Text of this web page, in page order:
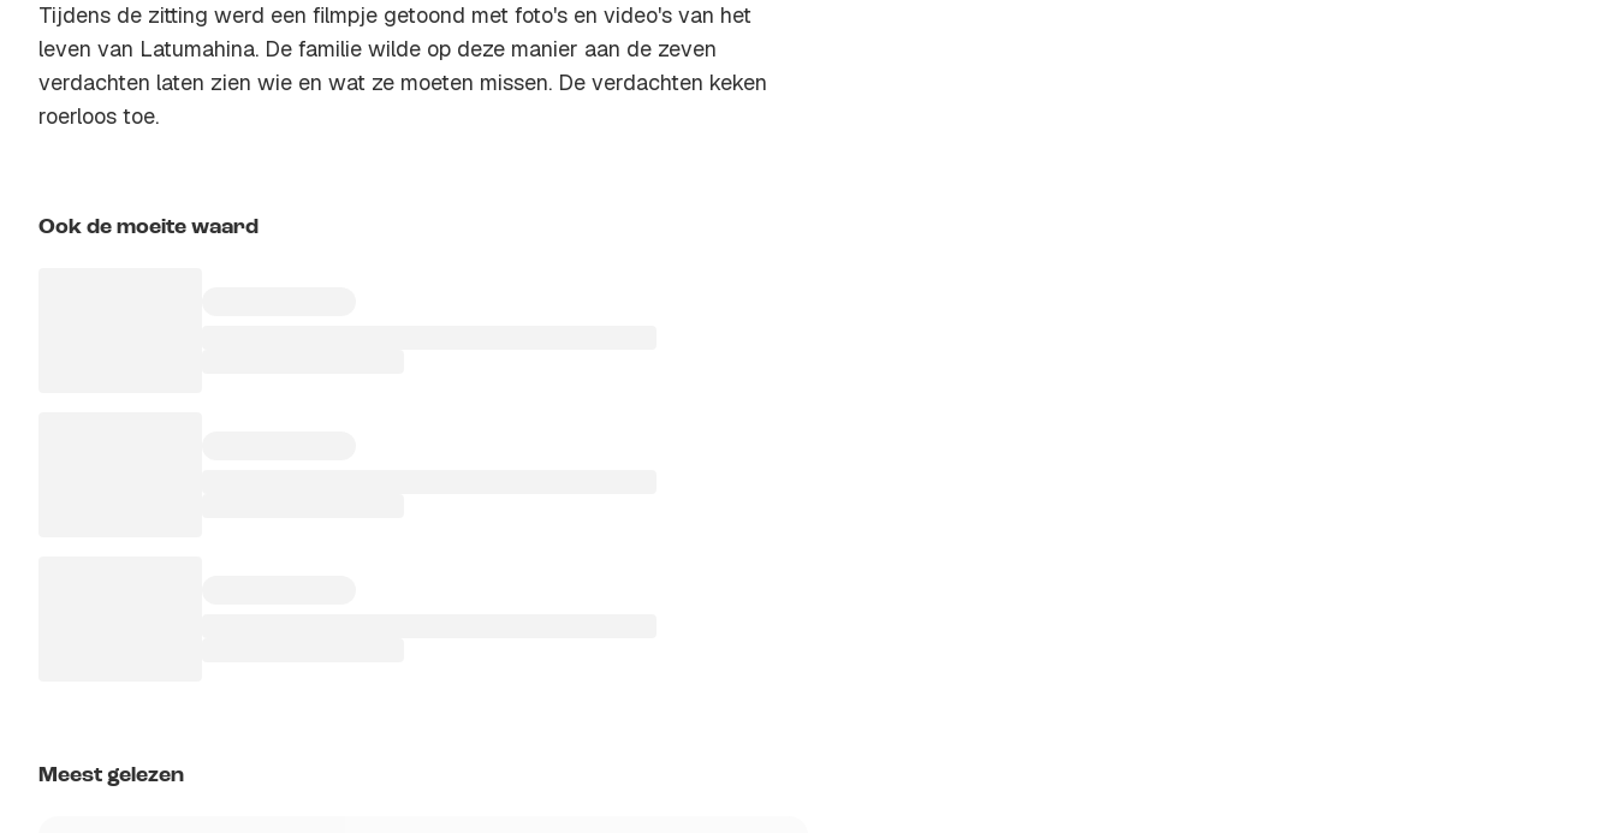
Tijdens de zitting werd een filmpje getoond met foto's en video's van het
leven van Latumahina. De familie wilde op deze manier aan de zeven
verdachten laten zien wie en wat ze moeten missen. De verdachten keken
roerloos toe.
Ook de moeite waard
Meest gelezen